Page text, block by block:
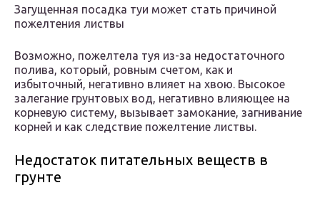
Загущенная посадка туи может стать причиной
пожелтения листвы
Возможно, пожелтела туя из-за недостаточного
полива, который, ровным счетом, как и
избыточный, негативно влияет на хвою. Высокое
залегание грунтовых вод, негативно влияющее на
корневую систему, вызывает замокание, загнивание
корней и как следствие пожелтение листвы.
Недостаток питательных веществ в
грунте